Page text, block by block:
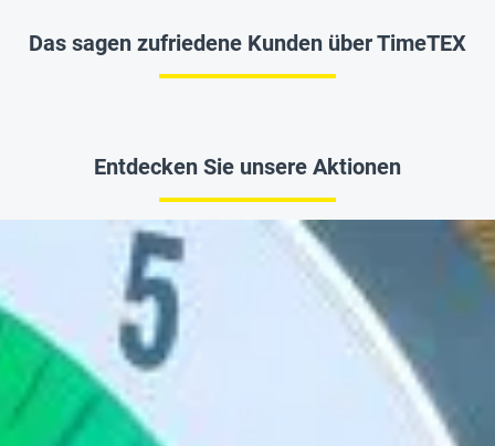
Das sagen zufriedene Kunden über TimeTEX
Entdecken Sie unsere Aktionen